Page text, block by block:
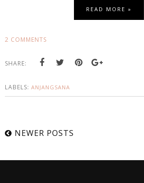
READ MORE »
2 COMMENTS
SHARE:
LABELS: ANJANGSANA
NEWER POSTS